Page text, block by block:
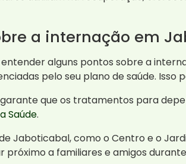
a internação em
alguns pontos sobre a
pelo seu plano de saúde.
garante que os tratamentos para
Saúde.
Jaboticabal, como o Centro e o
próximo a familiares e amigos